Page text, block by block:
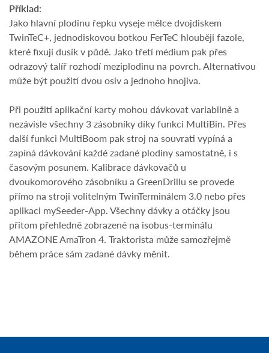
Příklad:
Jako hlavní plodinu řepku vyseje mělce dvojdiskem
TwinTeC+, jednodiskovou botkou FerTeC hlouběji fazole,
které fixují dusík v půdě. Jako třetí médium pak přes
odrazový talíř rozhodí meziplodinu na povrch. Alternativou
může být použití dvou osiv a jednoho hnojiva.
Při použití aplikační karty mohou dávkovat variabilně a
nezávisle všechny 3 zásobníky díky funkci MultiBin. Přes
další funkci MultiBoom pak stroj na souvrati vypíná a
zapíná dávkování každé zadané plodiny samostatně, i s
časovým posunem. Kalibrace dávkovačů u
dvoukomorového zásobníku a GreenDrillu se provede
přímo na stroji volitelným TwinTerminálem 3.0 nebo přes
aplikaci mySeeder-App. Všechny dávky a otáčky jsou
přitom přehledně zobrazené na isobus-terminálu
AMAZONE AmaTron 4. Traktorista může samozřejmě
během práce sám zadané dávky měnit.